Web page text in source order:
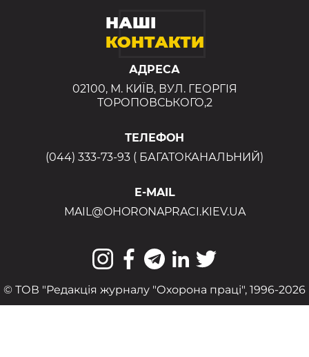
НАШІ
КОНТАКТИ
АДРЕСА
02100, М. КИЇВ, ВУЛ. ГЕОРГІЯ
ТОРОПОВСЬКОГО,2
ТЕЛЕФОН
(044) 333-73-93 ( БАГАТОКАНАЛЬНИЙ)
E-MAIL
MAIL@OHORONAPRACI.KIEV.UA
© ТОВ "Редакція журналу "Охорона праці", 1996-2026